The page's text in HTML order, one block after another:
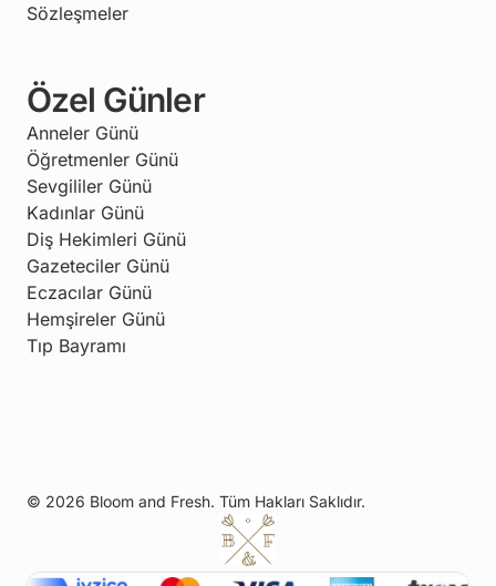
Sözleşmeler
Özel Günler
Anneler Günü
Öğretmenler Günü
Sevgililer Günü
Kadınlar Günü
Diş Hekimleri Günü
Gazeteciler Günü
Eczacılar Günü
Hemşireler Günü
Tıp Bayramı
© 2026 Bloom and Fresh. Tüm Hakları Saklıdır.